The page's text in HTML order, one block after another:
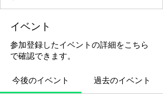
イベント
参加登録したイベントの詳細をこちら
で確認できます。
今後のイベント 過去のイベント